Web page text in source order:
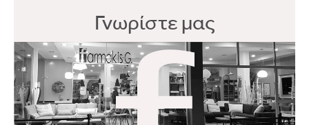
Γνωρίστε μας